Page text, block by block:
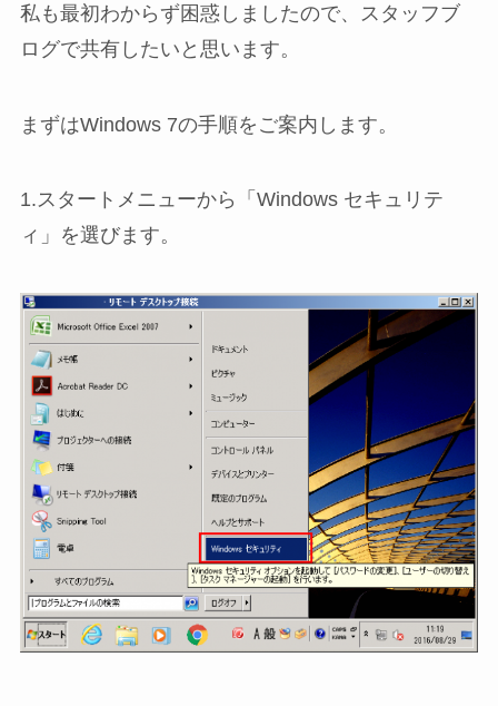
私も最初わからず困惑しましたので、スタッフブ
ログで共有したいと思います。
まずはWindows 7の手順をご案内します。
1.スタートメニューから「Windows セキュリテ
ィ」を選びます。